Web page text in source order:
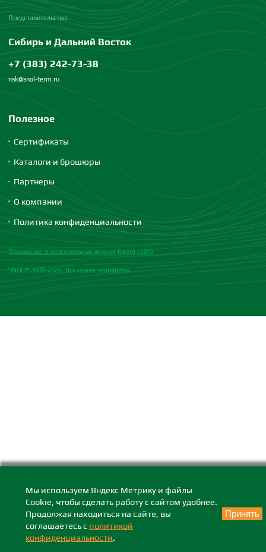
Представительство:
Сибирь и Дальний Восток
+7 (383) 242-73-38
nsk@snol-term.ru
Полезное
Сертификаты
Каталоги и брошюры
Партнеры
О компании
Политика конфиденциальности
Положение о персональных данных Карта сайта
SNOL® 2000-2026. Все права защищены.
Мы используем Яндекс Метрику и файлы
Cookie, чтобы сделать работу с сайтом удобнее.
Продолжая находиться на сайте, вы
соглашаетесь с политикой
конфиденциальности.
Принять